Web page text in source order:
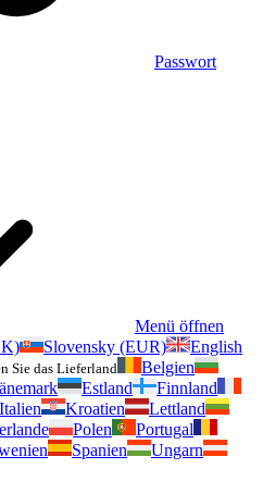
Passwort
Menü öffnen
Slovensky (EUR)
English
Sie das Lieferland
Belgien
Estland
Finnland
Italien Kroatien
Lettland
Polen
Portugal
Spanien
Ungarn